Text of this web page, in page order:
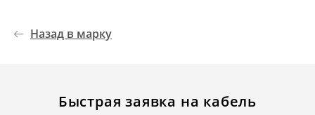
Назад в марку
Быстрая заявка на кабель